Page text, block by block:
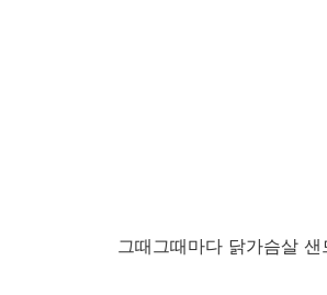
그때그때마다 닭가슴살 샌